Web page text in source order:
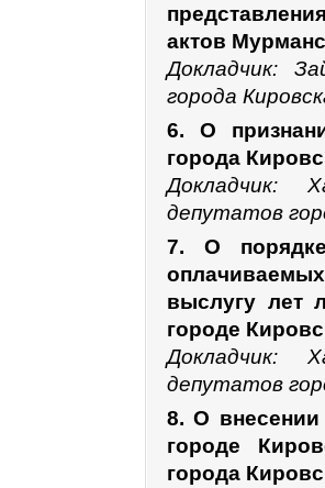
актов
Докладчик:
города
6. О
города
Докладчик:
депутатов
7. О порядке
выслугу лет
городе
Докладчик:
депутатов
8. О
городе
города